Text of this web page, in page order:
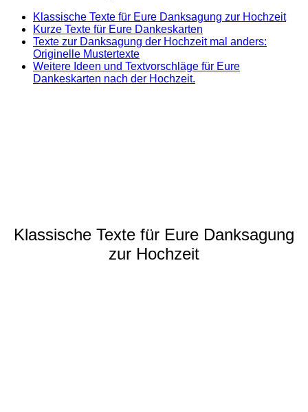
Klassische Texte für Eure Danksagung zur Hochzeit
Kurze Texte für Eure Dankeskarten
Texte zur Danksagung der Hochzeit mal anders:
Originelle Mustertexte
Weitere Ideen und Textvorschläge für Eure
Dankeskarten nach der Hochzeit.
Klassische Texte für Eure Danksagung
zur Hochzeit